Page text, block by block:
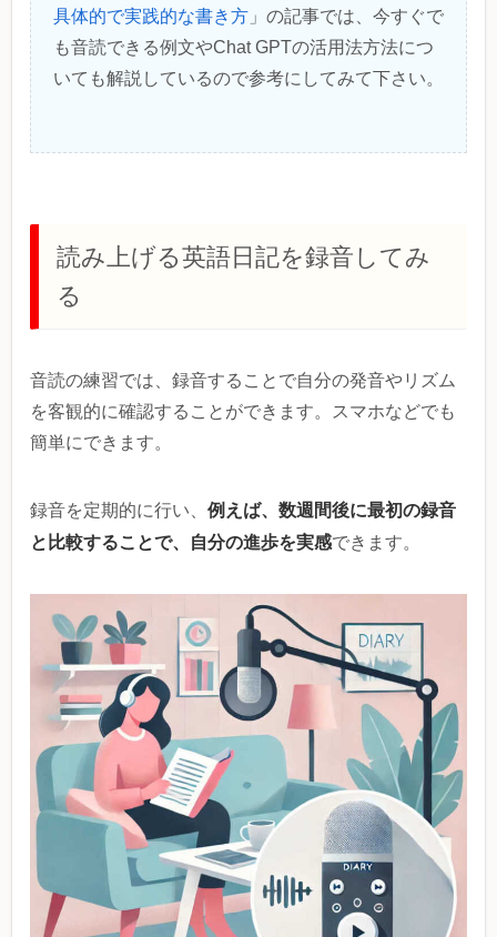
具体的で実践的な書き方 」の記事では、今すぐで
も音読できる例文やChat GPTの活用法方法につ
いても解説しているので参考にしてみて下さい。
読み上げる英語日記を録音してみ
る
音読の練習では、録音することで自分の発音やリズム
を客観的に確認することができます。スマホなどでも
簡単にできます。
録音を定期的に行い、 例えば、数週間後に最初の録音
と比較することで、自分の進歩を実感できます。